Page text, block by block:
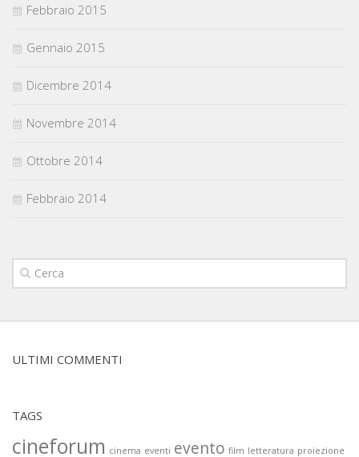
Febbraio 2015
Gennaio 2015
Dicembre 2014
Novembre 2014
Ottobre 2014
Febbraio 2014
ULTIMI COMMENTI
TAGS
cineforum cinema eventi evento film letteratura proiezione